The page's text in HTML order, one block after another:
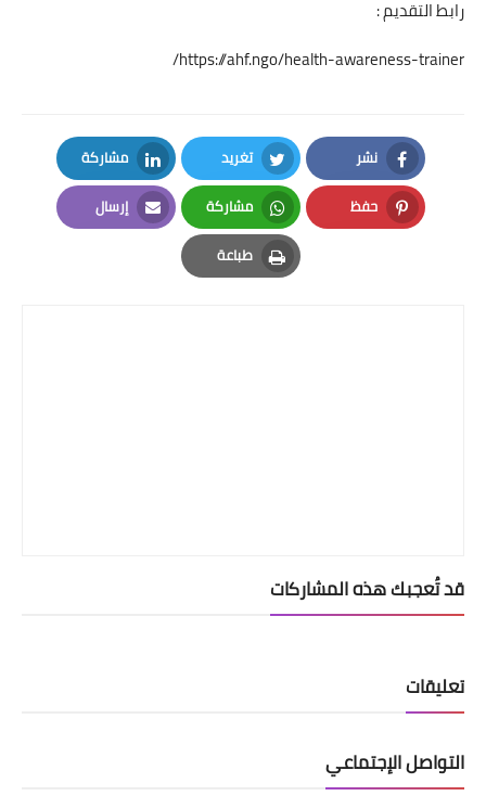
رابط التقديم :
https://ahf.ngo/health-awareness-trainer/
نشر
Facebook
تغريد
Twitter
مشاركة
LinkedIn
حفظ
Pinterest
مشاركة
Whatsapp
إرسال
Email
طباعة
Print
قد تُعجبك هذه المشاركات
تعليقات
التواصل الإجتماعي